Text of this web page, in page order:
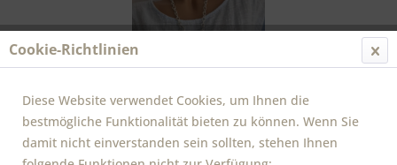
Cookie-Richtlinien
Diese Website verwendet Cookies, um Ihnen die
bestmögliche Funktionalität bieten zu können. Wenn Sie
damit nicht einverstanden sein sollten, stehen Ihnen